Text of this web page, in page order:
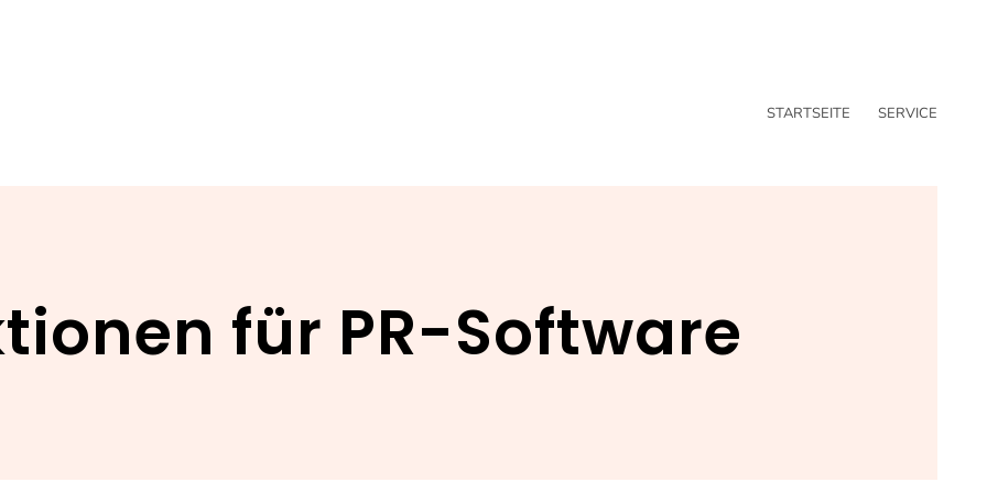
STARTSEITE SERVICE
für PR-Software